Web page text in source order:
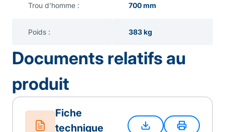
Trou d'homme : 700 mm
Poids : 383 kg
Documents relatifs au
produit
Fiche
technique